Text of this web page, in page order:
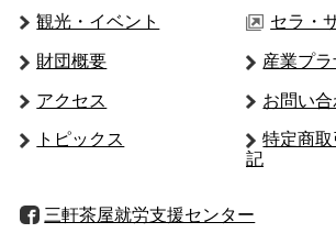
観光・イベント セラ・
財団概要 産業プ
アクセス お問い
トピックス
特定商
記
三軒茶屋就労支援センター